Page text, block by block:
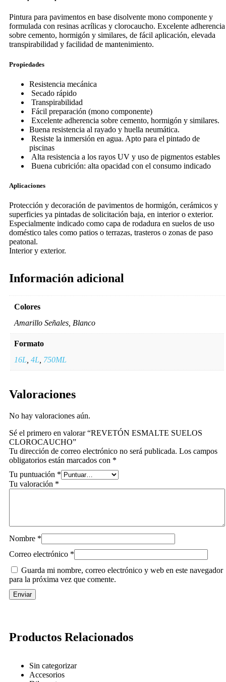
Pintura para pavimentos en base disolvente mono componente y
formulada con resinas acrílicas y clorocaucho. Excelente adherencia
sobre cemento, hormigón y similares, de fácil aplicación, elevada
transpirabilidad y facilidad de mantenimiento.
Propiedades
Resistencia mecánica
Secado rápido
Transpirabilidad
Fácil preparación (mono componente)
Excelente adherencia sobre cemento, hormigón y similares.
Buena resistencia al rayado y huella neumática.
Resiste la inmersión en agua. Apto para el pintado de
piscinas
Alta resistencia a los rayos UV y uso de pigmentos estables
Buena cubrición: alta opacidad con el consumo indicado
Aplicaciones
Protección y decoración de pavimentos de hormigón, cerámicos y
superficies ya pintadas de solicitación baja, en interior o exterior.
Especialmente indicado como capa de rodadura en suelos de uso
doméstico tales como patios o terrazas, trasteros o zonas de paso
peatonal.
Interior y exterior.
Información adicional
Colores
Amarillo Señales, Blanco
Formato
16L 4L 750ML
Valoraciones
No hay valoraciones aún.
Sé el primero en valorar “REVETÓN ESMALTE SUELOS
CLOROCAUCHO”
Tu dirección de correo electrónico no será publicada. Los campos
obligatorios están marcados con *
Tu puntuación *
Tu valoración *
Nombre *
Correo electrónico *
Guarda mi nombre, correo electrónico y web en este navegador
para la próxima vez que comente.
Productos Relacionados
Sin categorizar
Accesorios